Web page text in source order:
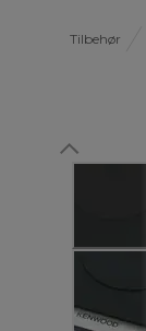
Tilbehør